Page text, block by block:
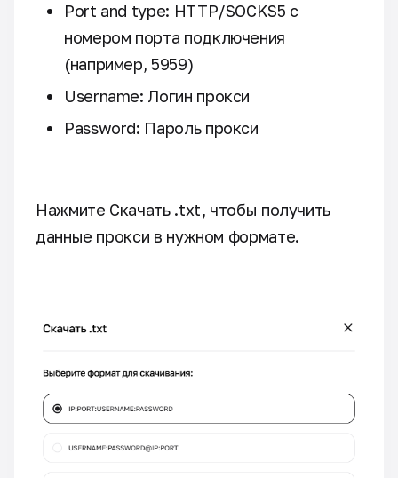
Port and type: HTTP/SOCKS5 с
номером порта подключения
(например, 5959)
Username: Логин прокси
Password: Пароль прокси
Нажмите Скачать .txt, чтобы получить
данные прокси в нужном формате.